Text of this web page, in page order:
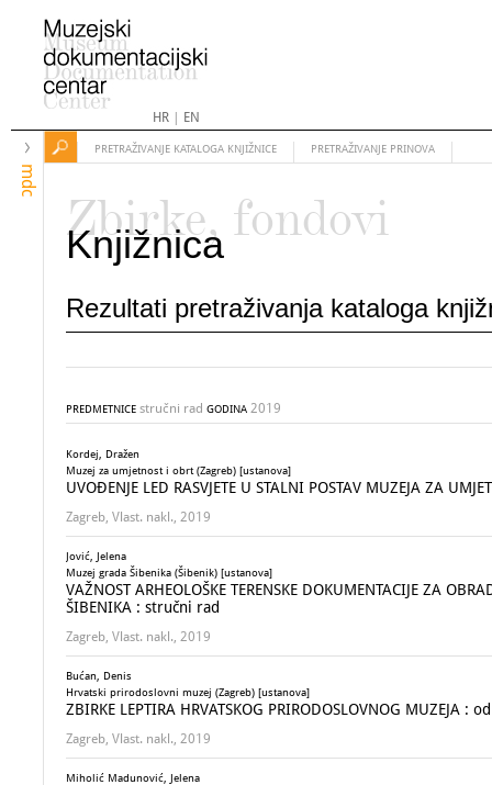
HR| EN
mdc
PRETRAŽIVANJE KATALOGA KNJIŽNICE PRETRAŽIVANJE PRINOVA
Zbirke, fondovi
Knjižnica
Rezultati pretraživanja kataloga
PREDMETNICE stručni rad GODINA 2019
Kordej, Dražen
Muzej za umjetnost i obrt (Zagreb) [ustanova]
UVOĐENJE LED RASVJETE U STALNI POSTAV MUZEJA ZA
Zagreb, Vlast. nakl., 2019
Jović, Jelena
Muzej grada Šibenika (Šibenik) [ustanova]
VAŽNOST ARHEOLOŠKE TERENSKE DOKUMENTACIJE ZA
ŠIBENIKA : stručni rad
Zagreb, Vlast. nakl., 2019
Bućan, Denis
Hrvatski prirodoslovni muzej (Zagreb) [ustanova]
ZBIRKE LEPTIRA HRVATSKOG PRIRODOSLOVNOG MUZEJA
Zagreb, Vlast. nakl., 2019
Miholić Madunović, Jelena